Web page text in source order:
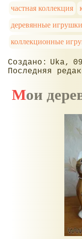
частная коллекция
деревянные игрушки
коллекционные
Uka
Мои